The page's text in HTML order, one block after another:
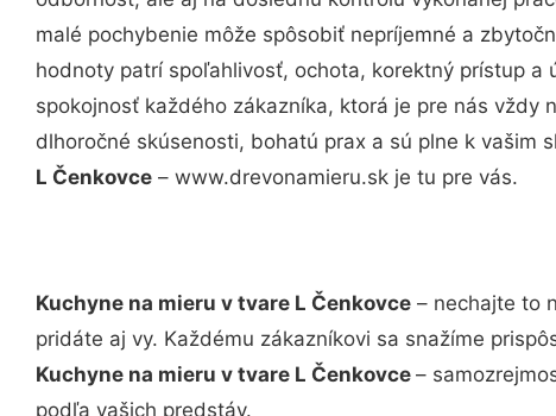
malé pochybenie môže spôsobiť nepríjemné a
hodnoty patrí spoľahlivosť, ochota, korektný prístup a
spokojnosť každého zákazníka, ktorá je pre nás vždy
dlhoročné skúsenosti, bohatú prax a sú plne k vašim
L Čenkovce – www.drevonamieru.sk je tu pre vás.
Kuchyne na mieru v tvare L Čenkovce – nechajte to
pridáte aj vy. Každému zákazníkovi sa snažíme
Kuchyne na mieru v tvare L Čenkovce –
podľa vašich predstáv.